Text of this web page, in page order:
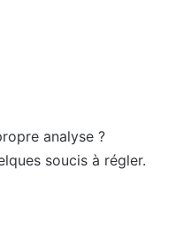
analyse ?
soucis à régler.